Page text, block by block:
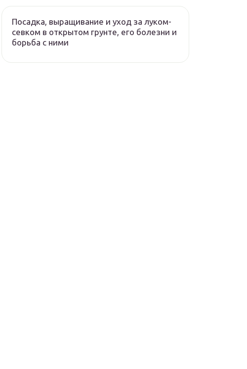
Посадка, выращивание и уход за луком-
севком в открытом грунте, его болезни и
борьба с ними